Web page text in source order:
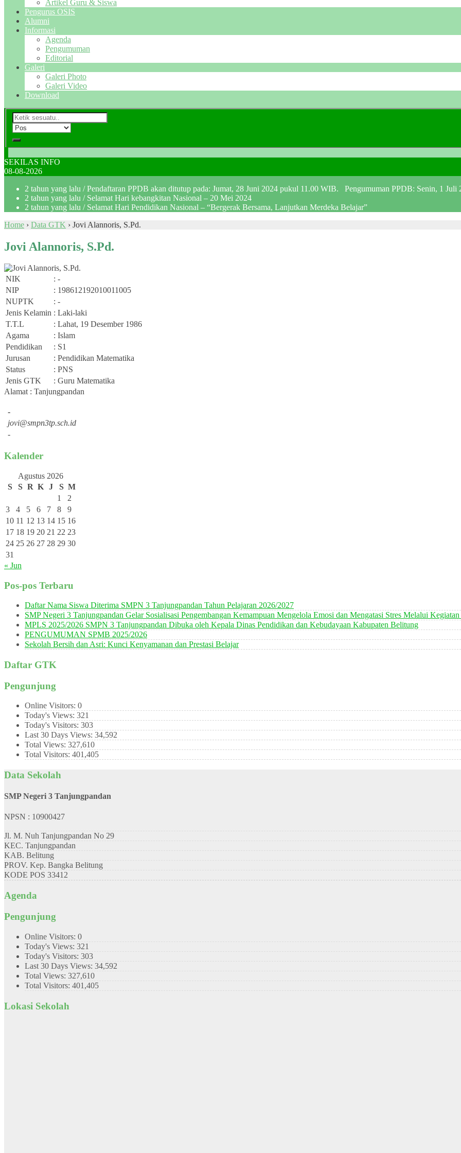
Artikel Guru & Siswa
Pengurus OSIS
Alumni
Informasi
Agenda
Pengumuman
Editorial
Galeri
Galeri Photo
Galeri Video
Download
SEKILAS INFO
08-08-2026
2 tahun yang lalu / Pendaftaran PPDB akan ditutup pada: Jumat, 28 Juni 2024 pukul 11.00 WIB. Pengumuman PPDB: Senin, 1 Juli
2 tahun yang lalu / Selamat Hari kebangkitan Nasional – 20 Mei 2024
2 tahun yang lalu / Selamat Hari Pendidikan Nasional – “Bergerak Bersama, Lanjutkan Merdeka Belajar”
Home › Data GTK › Jovi Alannoris, S.Pd.
Jovi Alannoris, S.Pd.
NIK
: -
NIP
: 198612192010011005
NUPTK
: -
Jenis Kelamin : Laki-laki
T.T.L
: Lahat, 19 Desember 1986
Agama
: Islam
Pendidikan
: S1
Jurusan
: Pendidikan Matematika
Status
: PNS
Jenis GTK
: Guru Matematika
Alamat : Tanjungpandan
-
jovi@smpn3tp.sch.id
-
Kalender
Agustus 2026
S
S R K J S M
1
2
3
4 5 6 7 8
9
10 11 12 13 14 15 16
17 18 19 20 21 22 23
24 25 26 27 28 29 30
31
« Jun
Pos-pos Terbaru
Daftar Nama Siswa Diterima SMPN 3 Tanjungpandan Tahun Pelajaran 2026/2027
SMP Negeri 3 Tanjungpandan Gelar Sosialisasi Pengembangan Kemampuan Mengelola Emosi dan Mengatasi Stres Melalui
MPLS 2025/2026 SMPN 3 Tanjungpandan Dibuka oleh Kepala Dinas Pendidikan dan Kebudayaan Kabupaten Belitung
PENGUMUMAN SPMB 2025/2026
Sekolah Bersih dan Asri: Kunci Kenyamanan dan Prestasi Belajar
Daftar GTK
Pengunjung
Online Visitors: 0
Today's Views: 321
Today's Visitors: 303
Last 30 Days Views: 34,592
Total Views: 327,610
Total Visitors: 401,405
Data Sekolah
SMP Negeri 3 Tanjungpandan
NPSN : 10900427
Jl. M. Nuh Tanjungpandan No 29
KEC. Tanjungpandan
KAB. Belitung
PROV. Kep. Bangka Belitung
KODE POS 33412
Agenda
Pengunjung
Online Visitors: 0
Today's Views: 321
Today's Visitors: 303
Last 30 Days Views: 34,592
Total Views: 327,610
Total Visitors: 401,405
Lokasi Sekolah